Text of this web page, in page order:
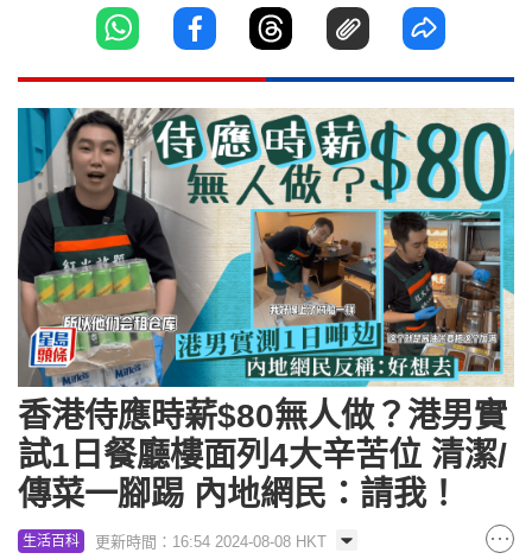
香港侍應時薪$80無人做？港男實
試1日餐廳樓面列4大辛苦位 清潔/
傳菜一腳踢 內地網民：請我！
生活百科 更新時間：16:54 2024-08-08 HKT